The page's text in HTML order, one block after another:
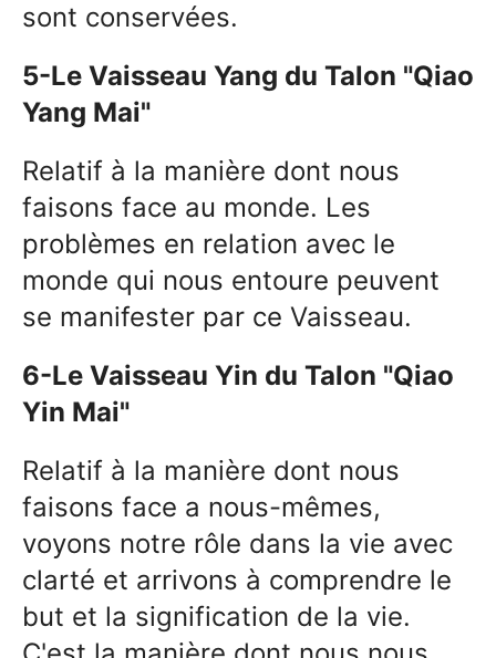
sont conservées.
5-Le Vaisseau Yang du Talon "Qiao
Yang Mai"
Relatif à la manière dont nous
faisons face au monde. Les
problèmes en relation avec le
monde qui nous entoure peuvent
se manifester par ce Vaisseau.
6-Le Vaisseau Yin du Talon "Qiao
Yin Mai"
Relatif à la manière dont nous
faisons face a nous-mêmes,
voyons notre rôle dans la vie avec
clarté et arrivons à comprendre le
but et la signification de la vie.